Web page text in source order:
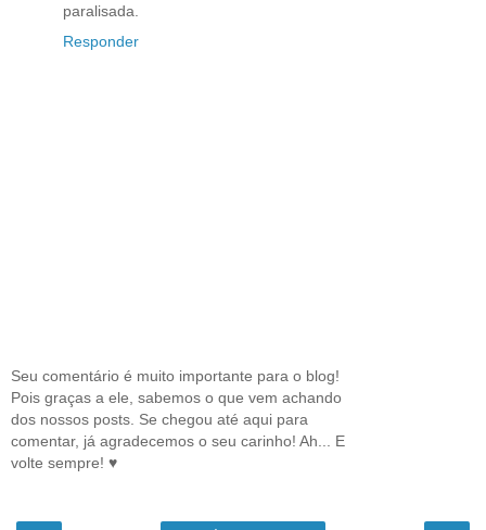
paralisada.
Responder
Seu comentário é muito importante para o blog!
Pois graças a ele, sabemos o que vem achando
dos nossos posts. Se chegou até aqui para
comentar, já agradecemos o seu carinho! Ah... E
volte sempre! ♥